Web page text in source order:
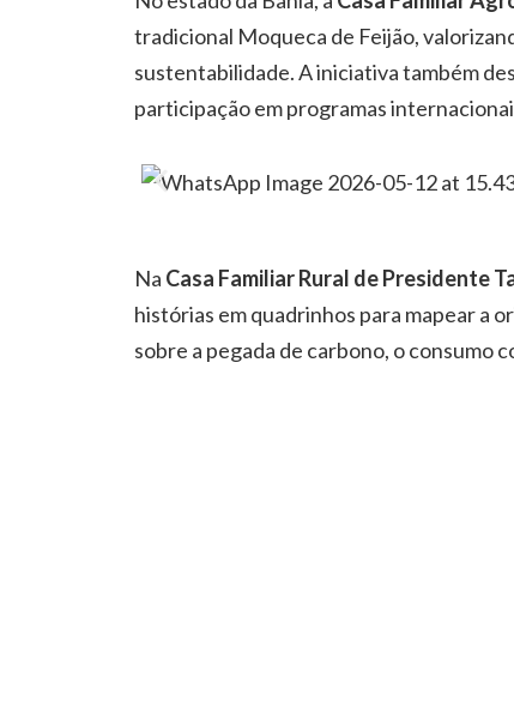
tradicional Moqueca de Feijão,
sustentabilidade. A iniciativa também
participação em programas
Na Casa Familiar Rural de Presidente
histórias em quadrinhos para mapear a
sobre a pegada de carbono, o